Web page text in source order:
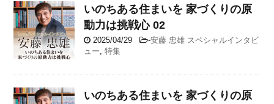
いのちある住まいを 家づくりの原
動力は挑戦心 02
2025/04/29 -安藤 忠雄 スペシャルインタビ
ュー ,特集
いのちある住まいを 家づくりの原